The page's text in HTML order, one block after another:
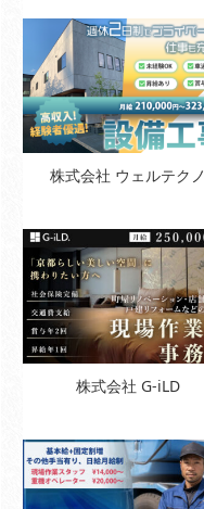
株式会社 ウェルテクノ
株式会社 G-iLD